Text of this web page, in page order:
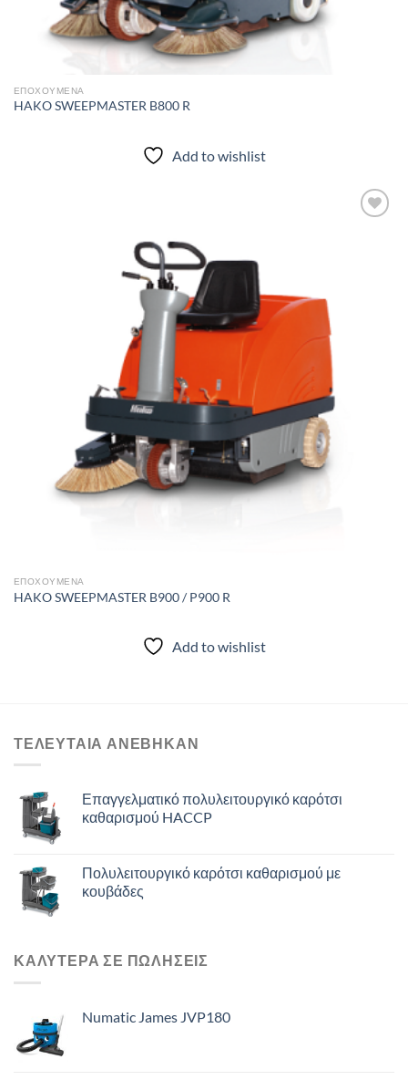
ΕΠΟΧΟΎΜΕΝΑ
HAKO SWEEPMASTER B800 R
Add to wishlist
ΕΠΟΧΟΎΜΕΝΑ
HAKO SWEEPMASTER B900 / P900 R
Add to wishlist
ΤΕΛΕΥΤΑΙΑ ΑΝΈΒΗΚΑΝ
Επαγγελματικό πολυλειτουργικό καρότσι
καθαρισμού HACCP
Πολυλειτουργικό καρότσι καθαρισμού με
κουβάδες
ΚΑΛΥΤΕΡΑ ΣΕ ΠΩΛΗΣΕΙΣ
Numatic James JVP180